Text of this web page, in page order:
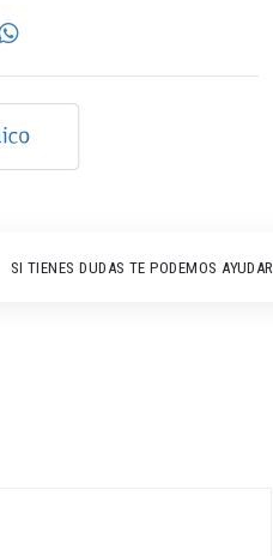
SI TIENES DUDAS TE PODEMOS AYUDAR